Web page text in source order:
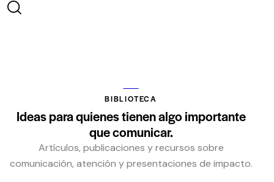
BIBLIOTECA
Ideas para quienes tienen algo importante
que comunicar.
Artículos, publicaciones y recursos sobre
comunicación, atención y presentaciones de impacto.